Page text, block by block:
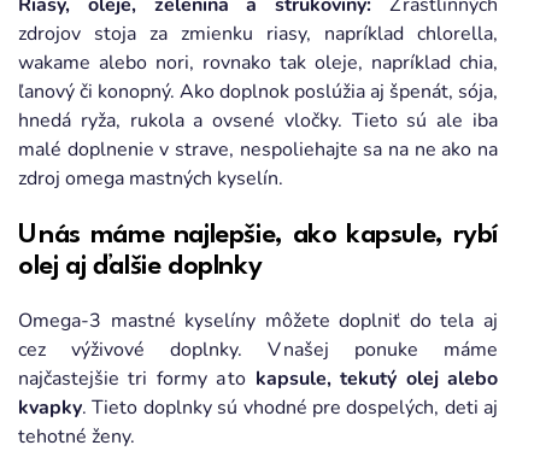
zdrojov stoja za zmienku riasy, napríklad chlorella,
wakame alebo nori, rovnako tak oleje, napríklad chia,
ľanový či konopný. Ako doplnok poslúžia aj špenát, sója,
hnedá ryža, rukola a ovsené vločky. Tieto sú ale iba
malé doplnenie v strave, nespoliehajte sa na ne ako na
zdroj omega mastných kyselín.
U nás máme najlepšie, ako kapsule, rybí
olej aj ďalšie doplnky
Omega-3 mastné kyselíny môžete doplniť do tela aj
cez výživové doplnky. V našej ponuke máme
najčastejšie tri formy a to kapsule, tekutý olej alebo
kvapky. Tieto doplnky sú vhodné pre dospelých, deti aj
tehotné ženy.